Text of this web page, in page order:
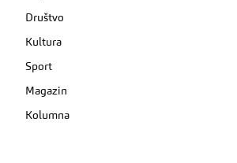
Društvo
Kultura
Sport
Magazin
Kolumna